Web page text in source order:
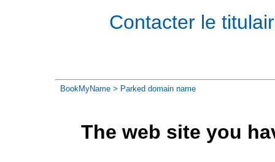
Contacter le
BookMyName > Parked domain name
The web site you